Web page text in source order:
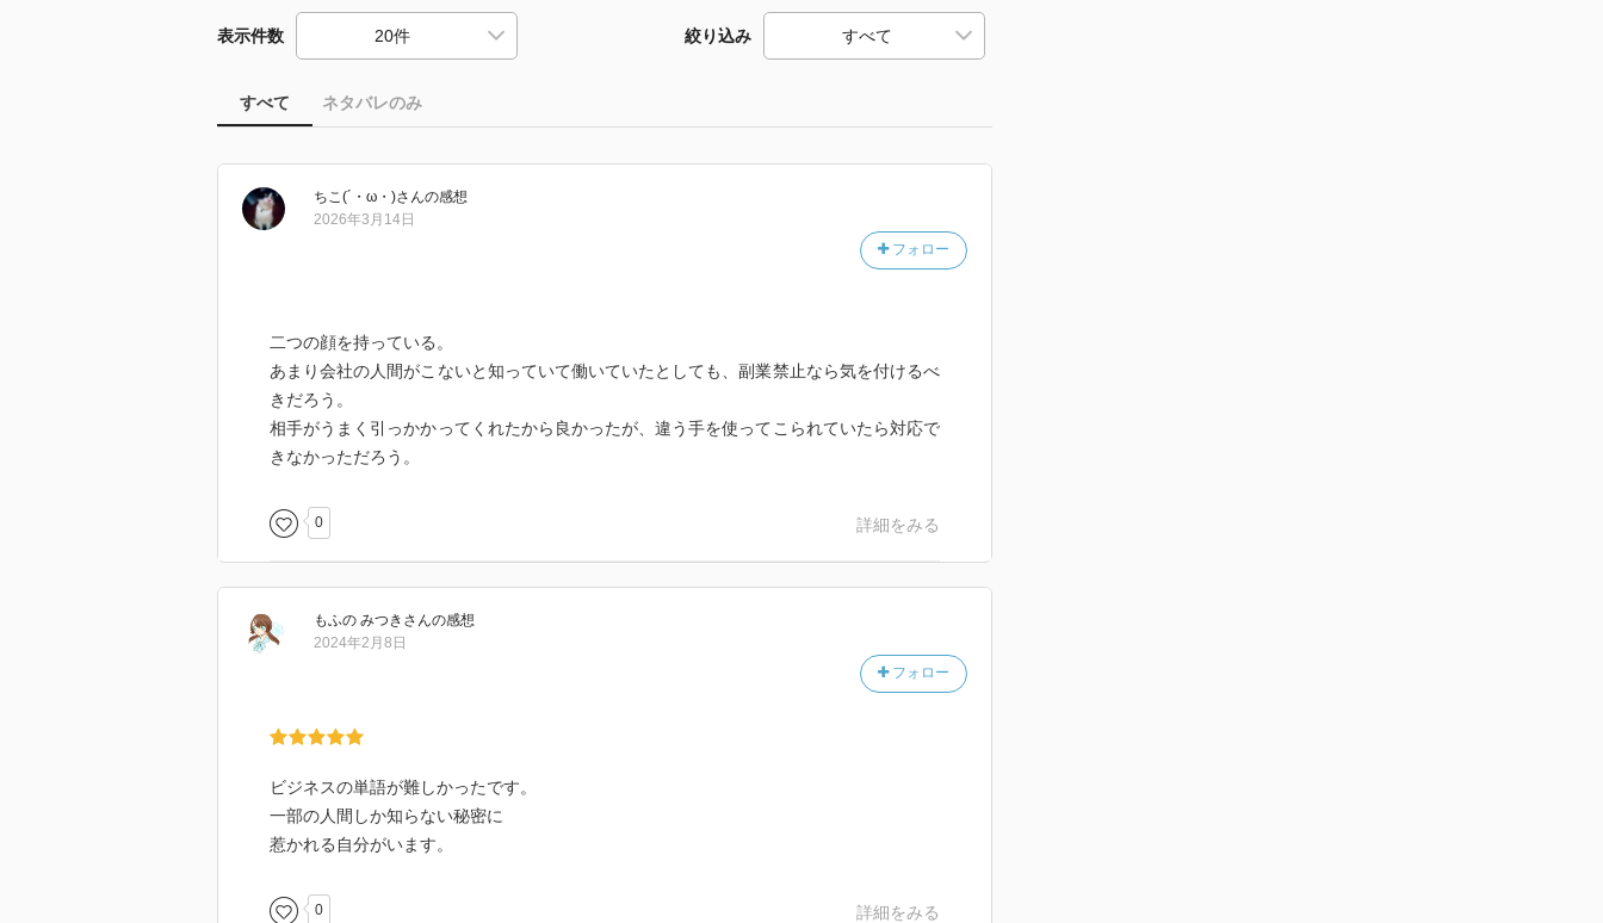
表示件数 絞り込み
すべて ネタバレのみ
ちこ(´・ω・)さんの感想
フォロー
2026年3月14日
二つの顔を持っている。
あまり会社の人間がこないと知っていて働いていたとしても、副業禁止なら気を付けるべ
きだろう。
相手がうまく引っかかってくれたから良かったが、違う手を使ってこられていたら対応で
きなかっただろう。
0 詳細をみる
もふの みつき さんの感想
フォロー
2024年2月8日
ビジネスの単語が難しかったです。
一部の人間しか知らない秘密に
惹かれる自分がいます。
0 詳細をみる